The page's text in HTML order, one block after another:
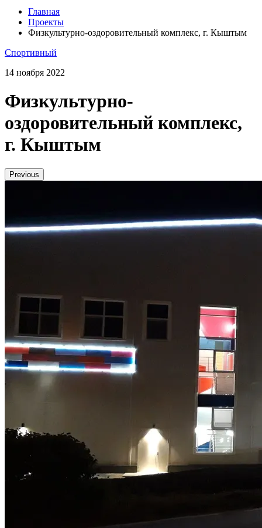
Главная
Проекты
Физкультурно-оздоровительный комплекс, г. Кыштым
Спортивный
14 ноября 2022
Физкультурно-
оздоровительный комплекс,
г. Кыштым
Previous